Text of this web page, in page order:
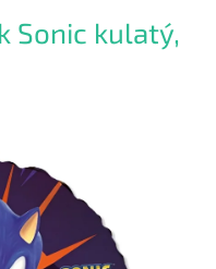
Sonic kulatý,